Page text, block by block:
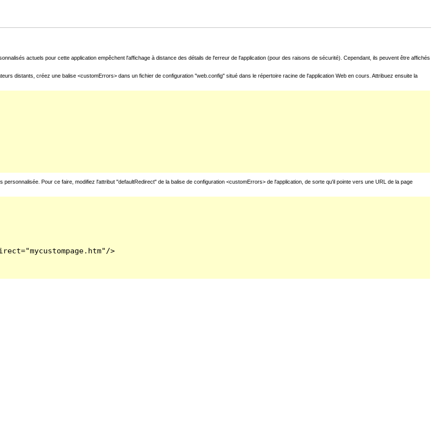
actuels pour cette application empêchent l'affichage à distance des détails de l'erreur de l'application (pour des raisons de sécurité). Cependant, ils peuvent être affichés
distants, créez une balise <customErrors> dans un fichier de configuration "web.config" situé dans le répertoire racine de l'application Web en cours. Attribuez ensuite la
Pour ce faire, modifiez l'attribut "defaultRedirect" de la balise de configuration <customErrors> de l'application, de sorte qu'il pointe vers une URL de la page
>